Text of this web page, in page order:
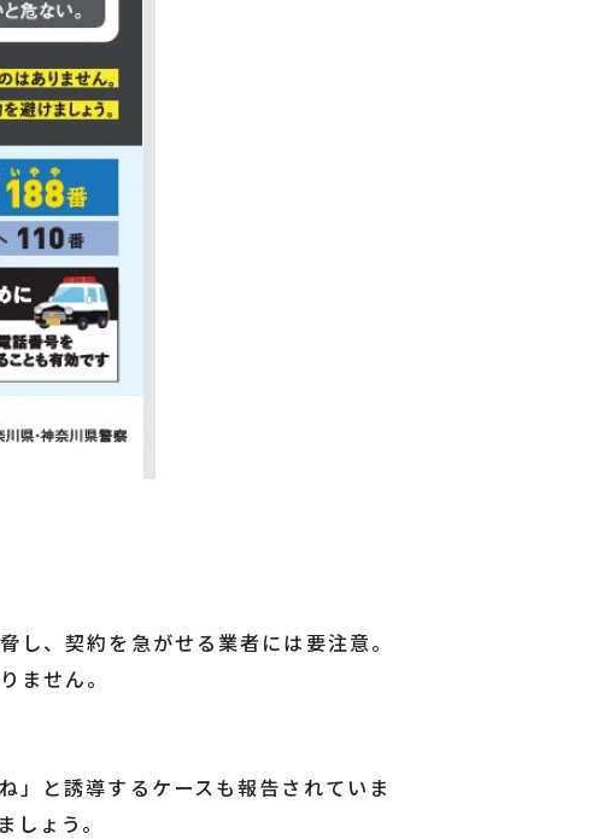
し、契約を急がせる業者には要注意。
ません。
」と誘導するケースも報告されていま
ょう。